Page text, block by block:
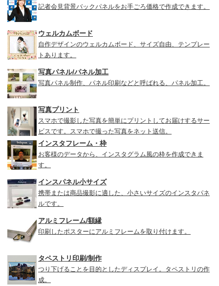
記者会見背景バックパネルをお手ごろ価格で作成できます。
ウェルカムボード
自作デザインのウェルカムボード、サイズ自由、テンプレー
トあります。
写真パネル/パネル加工
写真パネル制作、パネル印刷などと呼ばれる、パネル加工。
写真プリント
スマホで撮影した写真を簡単にプリントしてお届けするサー
ビスです。スマホで撮った写真をネット送信。
インスタフレーム・枠
お客様のデータから、インスタグラム風の枠を作成できま
す。
インスパネル小サイズ
携帯または商品撮影に適した、小さいサイズのインスタパネ
ルです。
アルミフレーム/額縁
印刷したポスターにアルミフレームを取り付けます。
タペストリ印刷/制作
つり下げることを目的としたディスプレイ。タペストリの作
成。